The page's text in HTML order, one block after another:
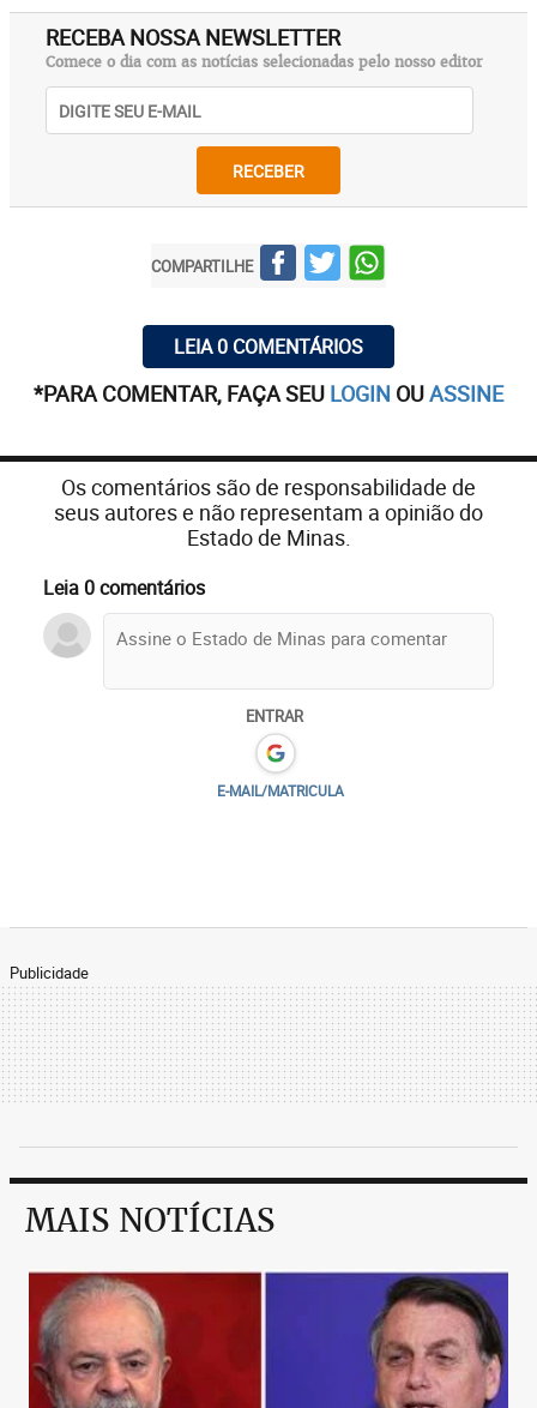
RECEBA NOSSA NEWSLETTER
Comece o dia com as notícias selecionadas pelo nosso editor
RECEBER
COMPARTILHE
LEIA 0 COMENTÁRIOS
*PARA COMENTAR, FAÇA SEU LOGIN OUASSINE
Os comentários são de responsabilidade de
seus autores e não representam a opinião do
Estado de Minas.
Leia 0 comentários
ENTRAR
E-MAIL/MATRICULA
Publicidade
MAIS NOTÍCIAS